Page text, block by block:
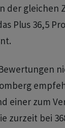
der gleichen
Plus 36,5
einer zum
zurzeit bei